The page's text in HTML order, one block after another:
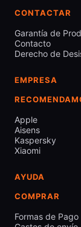
CONTACTAR
Garantía de
Contacto
Derecho de
EMPRESA
Apple
Aisens
Kaspersky
Xiaomi
AYUDA
COMPRAR
Formas de Pago